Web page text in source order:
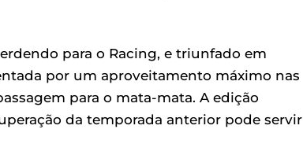
para o Racing, e triunfado em
por um aproveitamento máximo nas
para o mata-mata. A edição
da temporada anterior pode servir